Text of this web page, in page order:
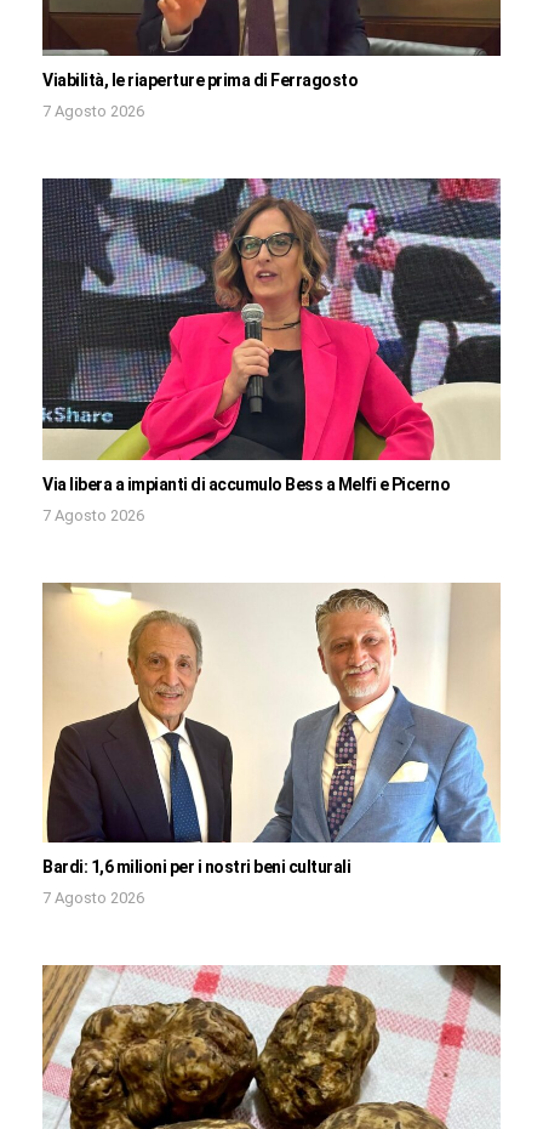
Viabilità, le riaperture prima di Ferragosto
7 Agosto 2026
Via libera a impianti di accumulo Bess a Melfi e Picerno
7 Agosto 2026
Bardi: 1,6 milioni per i nostri beni culturali
7 Agosto 2026